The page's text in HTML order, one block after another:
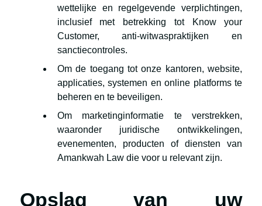
wettelijke en regelgevende verplichtingen,
inclusief met betrekking tot Know your
Customer, anti-witwaspraktijken en
sanctiecontroles.
Om de toegang tot onze kantoren, website,
applicaties, systemen en online platforms te
beheren en te beveiligen.
Om marketinginformatie te verstrekken,
waaronder juridische ontwikkelingen,
evenementen, producten of diensten van
Amankwah Law die voor u relevant zijn.
Opslag van uw